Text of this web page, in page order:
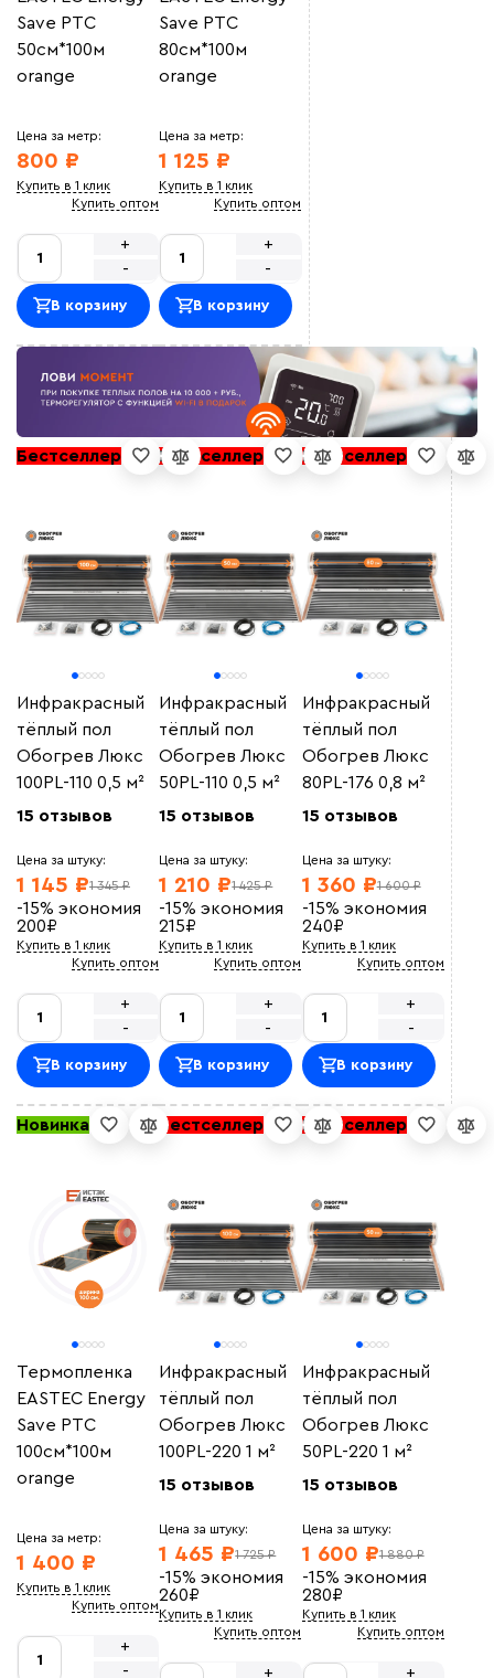
Save PTC
50см*100м
orange
Цена за метр:
800 ₽
Купить в 1 клик
Купить оптом
-
+
В корзину
Save PTC
80см*100м
orange
Цена за метр:
1 125 ₽
Купить в 1 клик
Купить оптом
-
+
В корзину
Бестселлер
Инфракрасный
тёплый пол
Обогрев Люкс
100PL-110 0,5 м²
15 отзывов
Цена за штуку:
1 345 ₽
1 145 ₽
-15% экономия
200₽
Купить в 1 клик
Купить оптом
-
+
В корзину
Бестселлер
Инфракрасный
тёплый пол
Обогрев Люкс
50PL-110 0,5 м²
15 отзывов
Цена за штуку:
1 425 ₽
1 210 ₽
-15% экономия
215₽
Купить в 1 клик
Купить оптом
-
+
В корзину
Бестселлер
Инфракрасный
тёплый пол
Обогрев Люкс
80PL-176 0,8 м²
15 отзывов
Цена за штуку:
1 600 ₽
1 360 ₽
-15% экономия
240₽
Купить в 1 клик
Купить оптом
-
+
В корзину
Новинка
Термопленка
EASTEC Energy
Save PTC
100см*100м
orange
Цена за метр:
1 400 ₽
Купить в 1 клик
Купить оптом
-
+
Бестселлер
Инфракрасный
тёплый пол
Обогрев Люкс
100PL-220 1 м²
15 отзывов
Цена за штуку:
1 725 ₽
1 465 ₽
-15% экономия
260₽
Купить в 1 клик
Купить оптом
+
Бестселлер
Инфракрасный
тёплый пол
Обогрев Люкс
50PL-220 1 м²
15 отзывов
Цена за штуку:
1 880 ₽
1 600 ₽
-15% экономия
280₽
Купить в 1 клик
Купить оптом
+